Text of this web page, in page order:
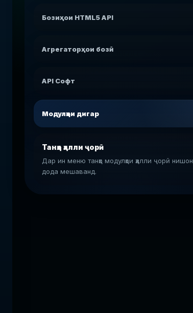
Бозиҳои HTML5 API
Агрегаторҳои бозӣ
API Софт
Модулҳои дигар
Танҳо ҳалли ҷорӣ
Дар ин меню танҳо модулҳои ҳалли ҷорӣ нишон
дода мешаванд.